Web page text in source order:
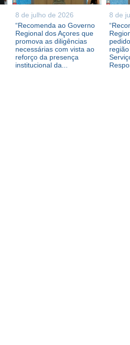
8 de julho de 2026
“Recomenda ao Governo
Regional dos Açores que
promova as diligências
necessárias com vista ao
reforço da presença
institucional da...
8 de